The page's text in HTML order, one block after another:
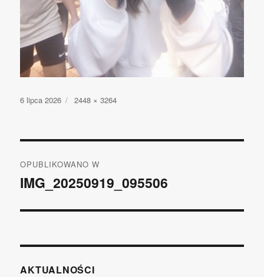
Opublikowano
6 lipca 2026
Pełny
2448 × 3264
wpisu
OPUBLIKOWANO W
IMG_20250919_095506
AKTUALNOŚCI